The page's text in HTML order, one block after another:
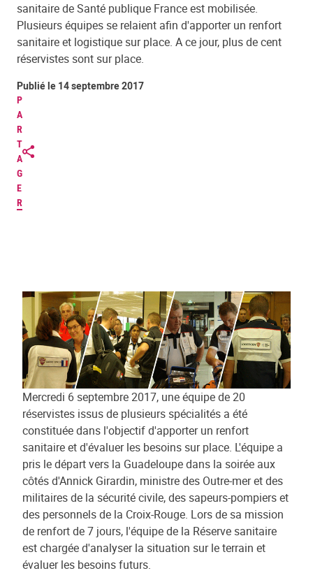
sanitaire de Santé publique France est mobilisée.
Plusieurs équipes se relaient afin d'apporter un renfort
sanitaire et logistique sur place. A ce jour, plus de cent
réservistes sont sur place.
P
A
R
T
A
G
E
R
Publié le 14 septembre 2017
Mercredi 6 septembre 2017, une équipe de 20
réservistes issus de plusieurs spécialités a été
constituée dans l'objectif d'apporter un renfort
sanitaire et d'évaluer les besoins sur place. L'équipe a
pris le départ vers la Guadeloupe dans la soirée aux
côtés d'Annick Girardin, ministre des Outre-mer et des
militaires de la sécurité civile, des sapeurs-pompiers et
des personnels de la Croix-Rouge. Lors de sa mission
de renfort de 7 jours, l'équipe de la Réserve sanitaire
est chargée d'analyser la situation sur le terrain et
évaluer les besoins futurs.